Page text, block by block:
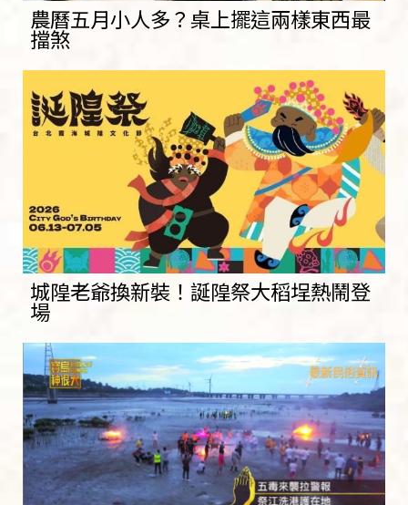
農曆五月小人多？桌上擺這兩樣東西最
擋煞
城隍老爺換新裝！誕隍祭大稻埕熱鬧登
場